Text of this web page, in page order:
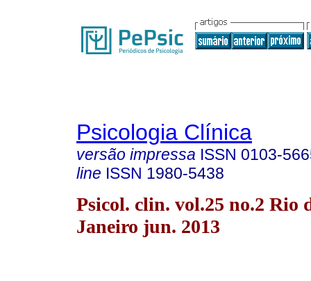
Psicologia Clínica
versão impressa ISSN 0103-
line ISSN 1980-5438
Psicol. clin. vol.25 no.2 Rio
Janeiro jun. 2013